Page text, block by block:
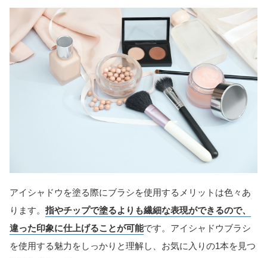
アイシャドウを塗る際にブラシを使用するメリットは色々あ
ります。 指やチップで塗るよりも繊細な表現ができるので、
違った印象に仕上げることが可能です。アイシャドウブラシ
を使用する魅力をしっかりと理解し、お気に入りの1本を見つ